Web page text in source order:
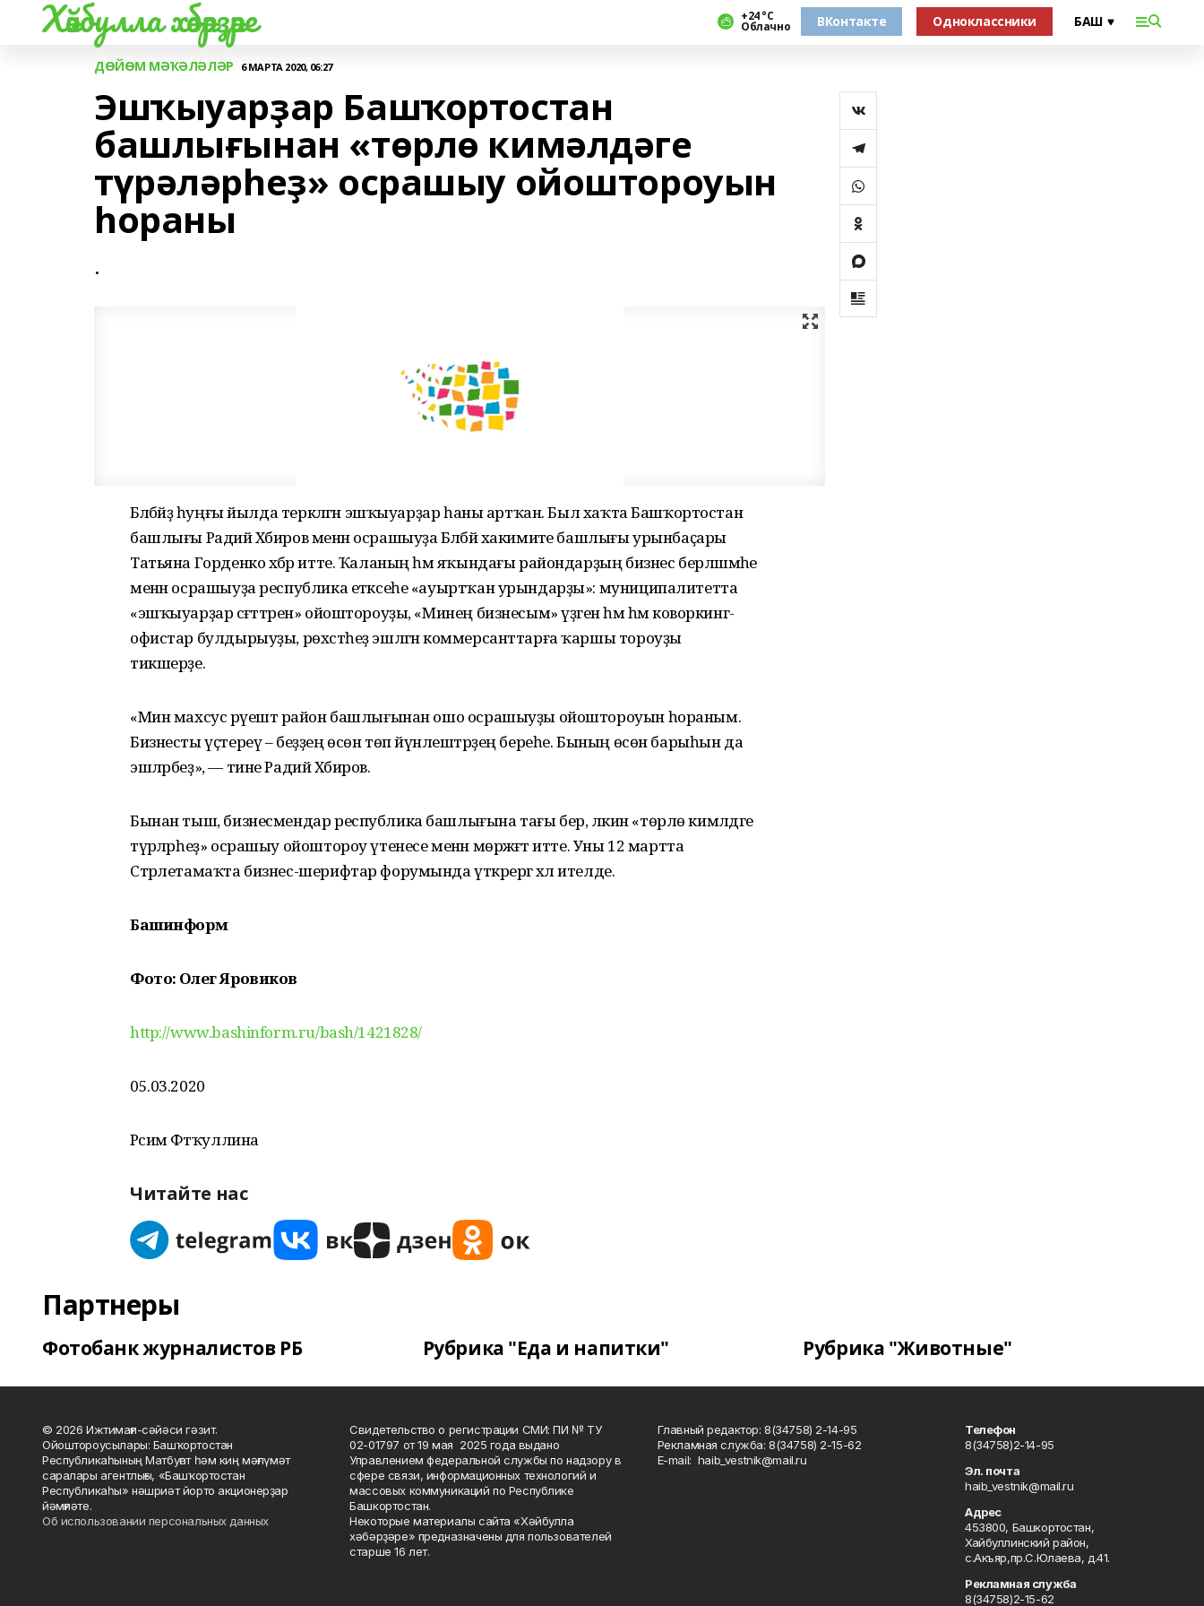
Хәйбулла хәбәрҙәре +24 °С
Облачно ВКонтакте Одноклассники
ДӨЙӨМ МӘҠӘЛӘЛӘР 6 МАРТА 2020, 06:27
Эшҡыуарҙар Башҡортостан
башлығынан «төрлө кимәлдәге
түрәләрһеҙ» осрашыу ойоштороуын
һораны
.
Бәләбәйҙә һуңғы йылда теркәлгән эшҡыуарҙар һаны артҡан. Был хаҡта Башҡортостан
башлығы Радий Хәбиров менән осрашыуҙа Бәләбәй хакимиәте башлығы урынбаҫары
Татьяна Горденко хәбәр итте. Ҡаланың һәм яҡындағы райондарҙың бизнес берләшмәһе
менән осрашыуҙа республика етәксеһе «ауыртҡан урындарҙы»: муниципалитетта
«эшҡыуарҙар сәғәттәрен» ойоштороуҙы, «Минең бизнесым» үҙәген һәм һәм коворкинг-
офистар булдырыуҙы, рөхсәтһеҙ эшләгән коммерсанттарға ҡаршы тороуҙы
тикшерҙе.
«Мин махсус рәүештә район башлығынан ошо осрашыуҙы ойоштороуын һораным.
Бизнесты үҫтереү – беҙҙең өсөн төп йүнәлештәрҙең береһе. Бының өсөн барыһын да
эшләрбеҙ», — тине Радий Хәбиров.
Бынан тыш, бизнесмендар республика башлығына тағы бер, ләкин «төрлө кимәлдәге
түрәләрһеҙ» осрашыу ойоштороу үтенесе менән мөрәжәғәт итте. Уны 12 мартта
Стәрлетамаҡта бизнес-шерифтар форумында үткәрергә хәл ителде.
Башинформ
Фото: Олег Яровиков
http://www.bashinform.ru/bash/1421828/
05.03.2020
Рәсимә Фәтҡуллина
Читайте нас
Партнеры
Фотобанк журналистов РБ Рубрика "Еда и напитки" Рубрика "Животные"
© 2026 Ижтимағи-сәйәси гәзит.
Ойоштороусылары: Башҡортостан
Республикаһының Матбуғат һәм киң мәғлүмәт
саралары агентлығы, «Башҡортостан
Республикаһы» нәшриәт йорто акционерҙар
йәмғиәте.
Об использовании персональных данных
Свидетельство о регистрации СМИ: ПИ № ТУ
02-01797 от 19 мая 2025 года выдано
Управлением федеральной службы по надзору в
сфере связи, информационных технологий и
массовых коммуникаций по Республике
Башкортостан.
Некоторые материалы сайта «Хәйбулла
хәбәрҙәре» предназначены для пользователей
старше 16 лет.
Главный редактор: 8(34758) 2-14-95
Рекламная служба: 8(34758) 2-15-62
Е-mаil: haib_vestnik@mail.ru
Телефон
8(34758)2-14-95
Эл. почта
haib_vestnik@mail.ru
Адрес
453800, Башкортостан,
Хайбуллинский район,
с.Акъяр,пр.С.Юлаева, д.41.
Рекламная служба
8(34758)2-15-62